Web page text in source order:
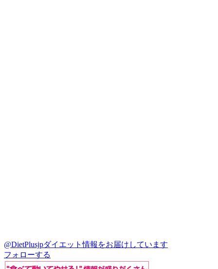
@DietPlusjpダイエット情報をお届けしています
フォローする